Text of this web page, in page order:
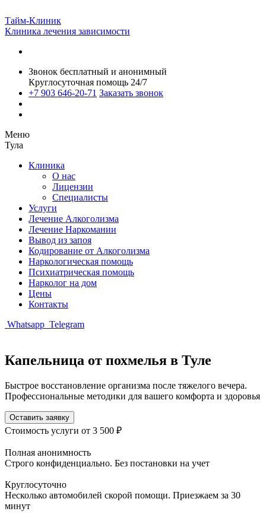
Тайм-Клиник
Клиника лечения зависимости
Звонок бесплатный и анонимный
Круглосуточная помощь 24/7
+7 903 646-20-71 Заказать звонок
Меню
Тула
Клиника
О нас
Лицензии
Специалисты
Услуги
Лечение Алкоголизма
Лечение Наркомании
Вывод из запоя
Кодирование от Алкоголизма
Наркологическая помощь
Психиатрическая помощь
Нарколог на дом
Цены
Контакты
Whatsapp Telegram
Капельница от похмелья в Туле
Быстрое восстановление организма после тяжелого вечера.
Профессиональные методики для вашего комфорта и здоровья
Оставить заявку
Стоимость услуги от 3 500 ₽
Полная анонимность
Строго конфиденциально. Без постановки на учет
Круглосуточно
Несколько автомобилей скорой помощи. Приезжаем за 30
минут